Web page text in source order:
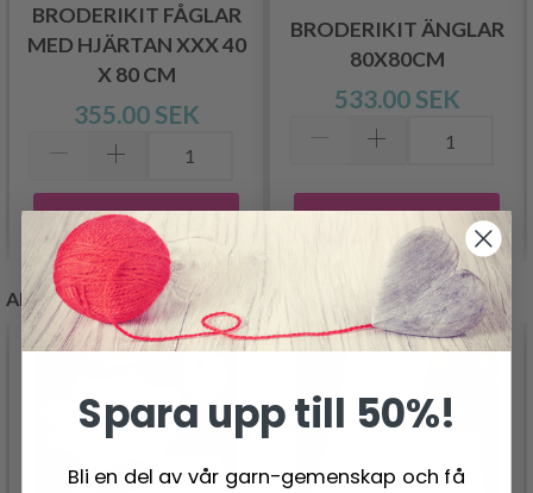
BRODERIKIT FÅGLAR
MED HJÄRTAN XXX 40
X 80 CM
355.00 SEK
Lägg till varukorgen
BRODERIKIT ÄNGLAR
80X80CM
533.00 SEK
Lägg till varukorgen
ANDRA KUNDER KÖPTE
Spara upp till 50%!
Bli en del av vår garn-gemenskap och få